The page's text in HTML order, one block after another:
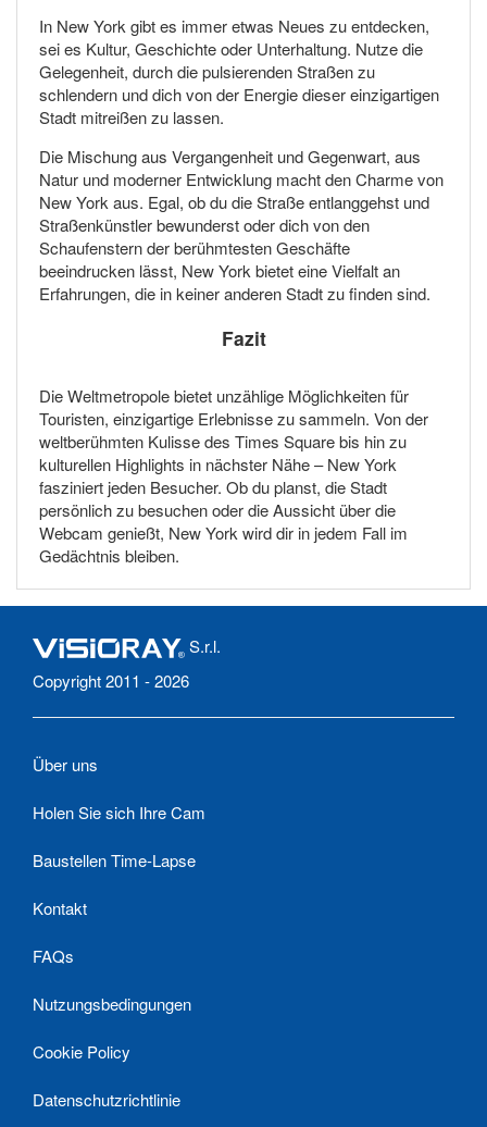
In New York gibt es immer etwas Neues zu entdecken,
sei es Kultur, Geschichte oder Unterhaltung. Nutze die
Gelegenheit, durch die pulsierenden Straßen zu
schlendern und dich von der Energie dieser einzigartigen
Stadt mitreißen zu lassen.
Die Mischung aus Vergangenheit und Gegenwart, aus
Natur und moderner Entwicklung macht den Charme von
New York aus. Egal, ob du die Straße entlanggehst und
Straßenkünstler bewunderst oder dich von den
Schaufenstern der berühmtesten Geschäfte
beeindrucken lässt, New York bietet eine Vielfalt an
Erfahrungen, die in keiner anderen Stadt zu finden sind.
Fazit
Die Weltmetropole bietet unzählige Möglichkeiten für
Touristen, einzigartige Erlebnisse zu sammeln. Von der
weltberühmten Kulisse des Times Square bis hin zu
kulturellen Highlights in nächster Nähe – New York
fasziniert jeden Besucher. Ob du planst, die Stadt
persönlich zu besuchen oder die Aussicht über die
Webcam genießt, New York wird dir in jedem Fall im
Gedächtnis bleiben.
S.r.l.
Copyright 2011 - 2026
Über uns
Holen Sie sich Ihre Cam
Baustellen Time-Lapse
Kontakt
FAQs
Nutzungsbedingungen
Cookie Policy
Datenschutzrichtlinie